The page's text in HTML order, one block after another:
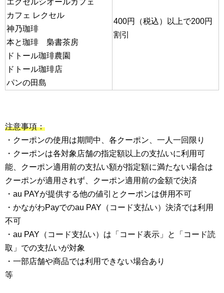
400円（税込）以上で200円
割引
カフェ レクセル
神乃珈琲
本と珈琲 梟書茶房
ドトール珈琲農園
ドトール珈琲店
パンの田島
注意事項：
・クーポンの使用は期間中、各クーポン、一人一回限り
・クーポンは各対象店舗の指定額以上の支払いに利用可
能、クーポン適用前の支払い額が指定額に満たない場合は
クーポンが適用されず、クーポン適用前の金額で決済
・au PAYが提供する他の値引とクーポンは併用不可
・かながわPayでのau PAY（コード支払い）決済では利用
不可
・au PAY（コード支払い）は「コード表示」と「コード読
取」での支払いが対象
・一部店舗や商品では利用できない場合あり
等